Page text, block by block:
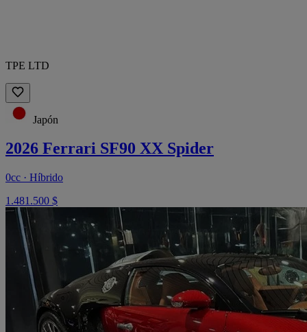
TPE LTD
Japón
2026 Ferrari SF90 XX Spider
0cc · Híbrido
1.481.500 $